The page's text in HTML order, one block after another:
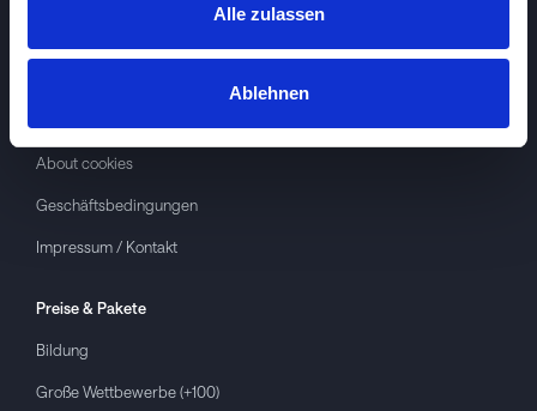
Alle zulassen
Ablehnen
About cookies
Geschäftsbedingungen
Impressum / Kontakt
Preise & Pakete
Bildung
Große Wettbewerbe (+100)